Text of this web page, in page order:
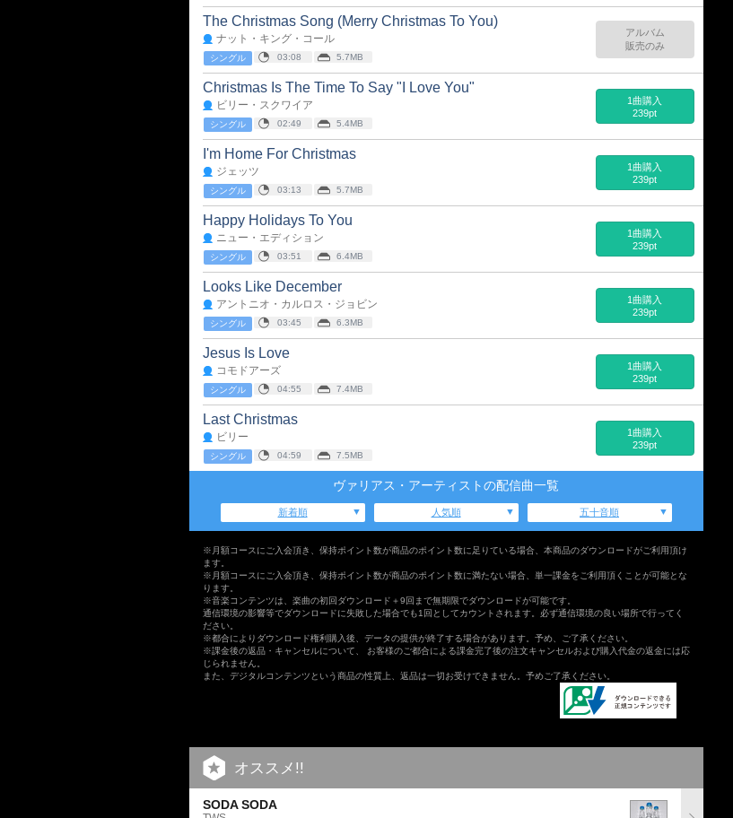
The Christmas Song (Merry Christmas To You)
ナット・キング・コール
シングル 03:08 5.7MB
アルバム
販売のみ
Christmas Is The Time To Say "I Love You"
ビリー・スクワイア
シングル 02:49 5.4MB
1曲購入
239pt
I'm Home For Christmas
ジェッツ
シングル 03:13 5.7MB
1曲購入
239pt
Happy Holidays To You
ニュー・エディション
シングル 03:51 6.4MB
1曲購入
239pt
Looks Like December
アントニオ・カルロス・ジョビン
シングル 03:45 6.3MB
1曲購入
239pt
Jesus Is Love
コモドアーズ
シングル 04:55 7.4MB
1曲購入
239pt
Last Christmas
ビリー
シングル 04:59 7.5MB
1曲購入
239pt
ヴァリアス・アーティストの配信曲一覧
新着順 人気順 五十音順
※月額コースにご入会頂き、保持ポイント数が商品のポイント数に足りている場合、本商品のダウンロードがご利用頂け
ます。
※月額コースにご入会頂き、保持ポイント数が商品のポイント数に満たない場合、単一課金をご利用頂くことが可能とな
ります。
※音楽コンテンツは、楽曲の初回ダウンロード＋9回まで無期限でダウンロードが可能です。
通信環境の影響等でダウンロードに失敗した場合でも1回としてカウントされます。必ず通信環境の良い場所で行ってく
ださい。
※都合によりダウンロード権利購入後、データの提供が終了する場合があります。予め、ご了承ください。
※課金後の返品・キャンセルについて、 お客様のご都合による課金完了後の注文キャンセルおよび購入代金の返金には応
じられません。
また、デジタルコンテンツという商品の性質上、返品は一切お受けできません。予めご了承ください。
オススメ!!
SODA SODA